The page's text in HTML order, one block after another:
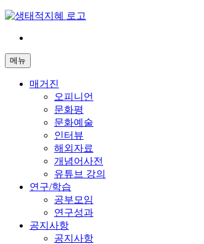
Skip
content
은
메뉴
매거진
오피니언
문화평
문화예술
인터뷰
해외자료
개념어사전
유튜브 강의
연구/학습
공부모임
연구성과
공지사항
공지사항